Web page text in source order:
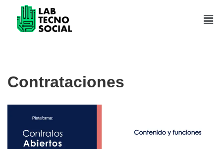
Saltar
Contrataciones